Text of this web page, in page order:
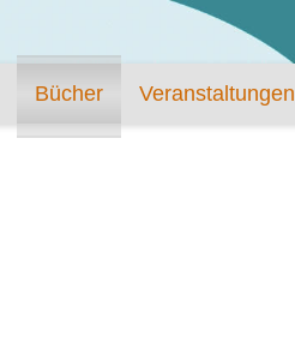
Bücher Veranstaltungen